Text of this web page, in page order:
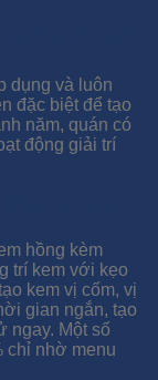
dụng và luôn
đặc biệt để tạo
năm, quán có
động giải trí
hồng kèm
trí kem với kẹo
kem vị cốm, vị
gian ngắn, tạo
ngay. Một số
chỉ nhờ menu